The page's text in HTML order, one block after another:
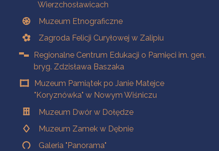
Wierzchosławicach
Muzeum Etnograficzne
Zagroda Felicji Curyłowej w Zalipiu
Regionalne Centrum Edukacji o Pamięci im. gen.
bryg. Zdzisława Baszaka
Muzeum Pamiątek po Janie Matejce
"Koryznówka" w Nowym Wiśniczu
Muzeum Dwór w Dołędze
Muzeum Zamek w Dębnie
Galeria "Panorama"